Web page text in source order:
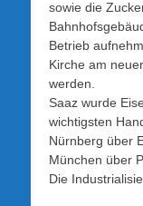
sowie die
Betrieb
Kirche am
werden.
Saaz wurde
wichtigsten
Nürnberg über
München über
Die